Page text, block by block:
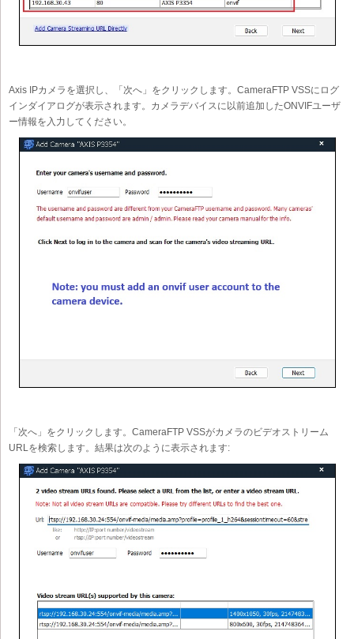
Axis IPカメラを選択し、「次へ」をクリックします。CameraFTP VSSにログ
インダイアログが表示されます。カメラデバイスに以前追加したONVIFユーザ
ー情報を入力してください。
「次へ」をクリックします。CameraFTP VSSがカメラのビデオストリーム
URLを検索します。結果は次のように表示されます: